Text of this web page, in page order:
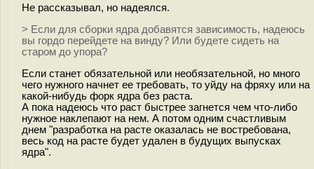
Не рассказывал, но надеялся.
> Если для сборки ядра добавятся зависимость, надеюсь
вы гордо перейдете на винду? Или будете сидеть на
старом до упора?
Если станет обязательной или необязательной, но много
чего нужного начнет ее требовать, то уйду на фряху или на
какой-нибудь форк ядра без раста.
А пока надеюсь что раст быстрее загнется чем что-либо
нужное наклепают на нем. А потом одним счастливым
днем "разработка на расте оказалась не востребована,
весь код на расте будет удален в будущих выпусках
ядра".